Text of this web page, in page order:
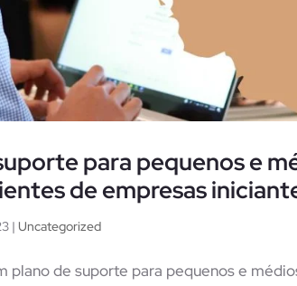
para pequenos e
de empresas
| Uncategorized
plano de suporte para pequenos e